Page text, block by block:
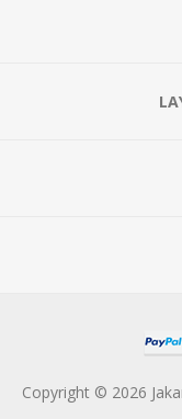
Copyright © 2026